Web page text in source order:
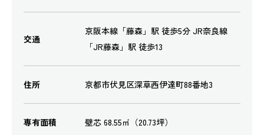
交通
京阪本線「藤森」駅 徒歩5分 JR奈良線
「JR藤森」駅 徒歩13
住所 京都市伏見区深草西伊達町88番地3
専有面積 壁芯 68.55㎡（20.73坪）